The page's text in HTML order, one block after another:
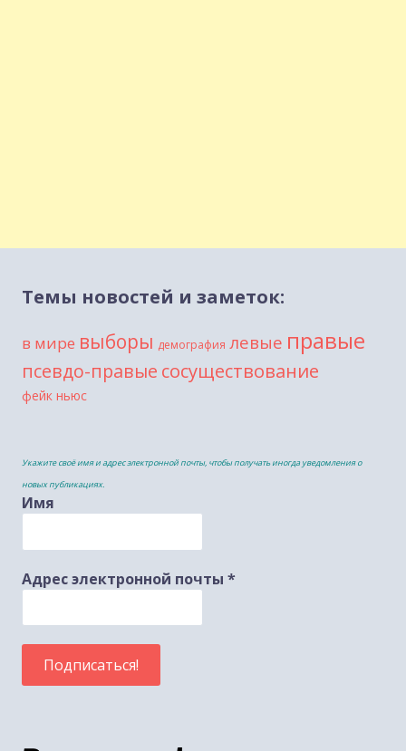
Темы новостей и заметок:
в мире выборы демография левые правые
псевдо-правые сосуществование
фейк ньюс
Укажите своё имя и адрес электронной почты, чтобы получать иногда уведомления о
новых публикациях.
Имя
Адрес электронной почты *